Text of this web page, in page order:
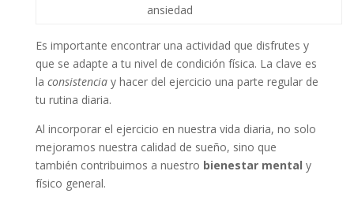
ansiedad
Es importante encontrar una actividad que disfrutes y
que se adapte a tu nivel de condición física. La clave es
la consistenciay hacer del ejercicio una parte regular de
tu rutina diaria.
Al incorporar el ejercicio en nuestra vida diaria, no solo
mejoramos nuestra calidad de sueño, sino que
también contribuimos a nuestro bienestar mental y
físico general.